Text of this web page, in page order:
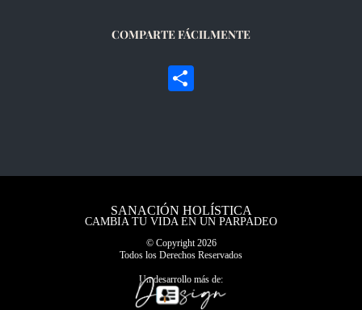
COMPARTE FÁCILMENTE
SANACIÓN HOLÍSTICA
CAMBIA TU VIDA EN UN PARPADEO
© Copyright2026
Todos los Derechos Reservados
Un desarrollo más de: